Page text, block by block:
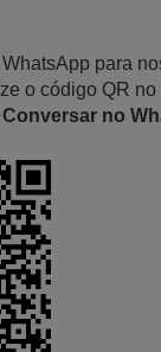
para
o código QR no
Conversar no